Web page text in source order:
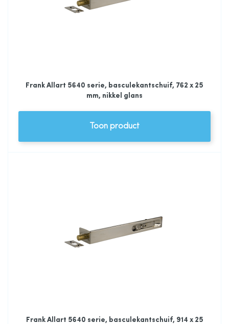
Frank Allart 5640 serie, basculekantschuif, 762 x 25
mm, nikkel glans
Toon product
Frank Allart 5640 serie, basculekantschuif, 914 x 25